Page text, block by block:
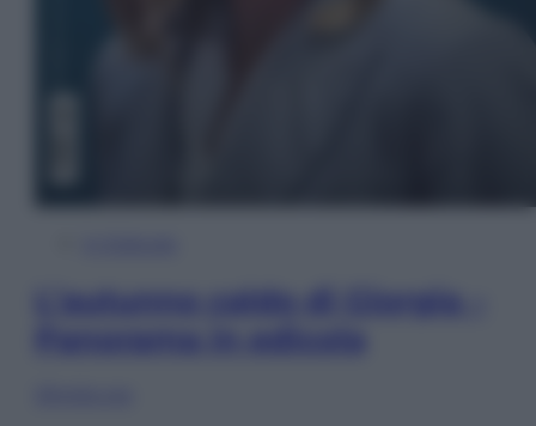
L’autunno caldo di Giorgia –